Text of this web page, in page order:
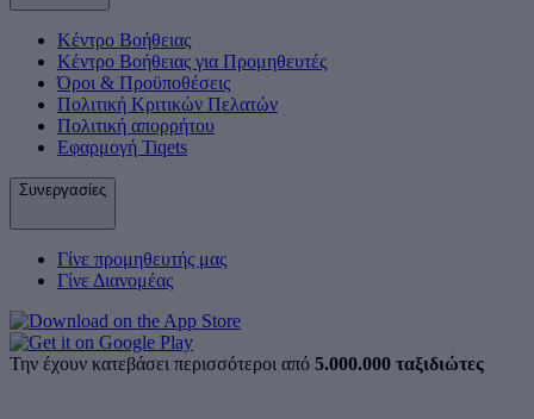
Κέντρο Βοήθειας
Κέντρο Βοήθειας για Προμηθευτές
Όροι & Προϋποθέσεις
Πολιτική Κριτικών Πελατών
Πολιτική απορρήτου
Εφαρμογή Tiqets
Συνεργασίες
Γίνε προμηθευτής μας
Γίνε Διανομέας
Την έχουν κατεβάσει περισσότεροι από 5.000.000 ταξιδιώτες